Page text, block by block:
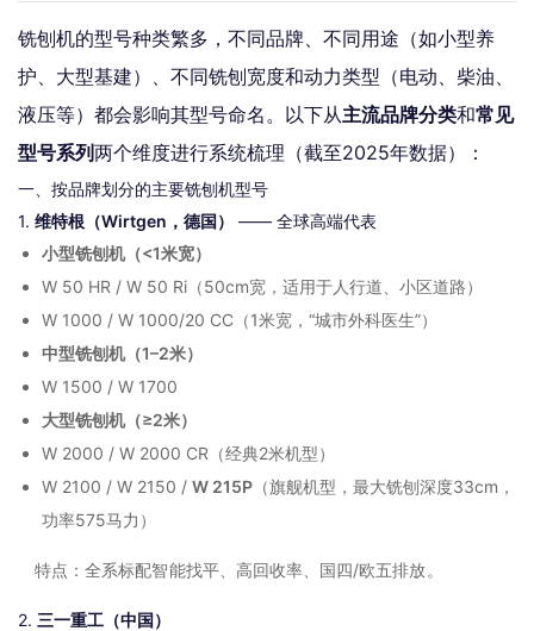
铣刨机的型号种类繁多，不同品牌、不同用途（如小型养
护、大型基建）、不同铣刨宽度和动力类型（电动、柴油、
液压等）都会影响其型号命名。以下从主流品牌分类和常见
型号系列两个维度进行系统梳理（截至2025年数据）：
一、按品牌划分的主要铣刨机型号
1. 维特根（Wirtgen，德国）
—— 全球高端代表
小型铣刨机（<1米宽）
W 50 HR / W 50 Ri（50cm宽，适用于人行道、小区道路）
W 1000 / W 1000/20 CC（1米宽，“城市外科医生”）
中型铣刨机（1–2米）
W 1500 / W 1700
大型铣刨机（≥2米）
W 2000 / W 2000 CR（经典2米机型）
W 2100 / W 2150 / W 215P （旗舰机型，最大铣刨深度33cm，
功率575马力）
特点：全系标配智能找平、高回收率、国四/欧五排放。
2. 三一重工（中国）